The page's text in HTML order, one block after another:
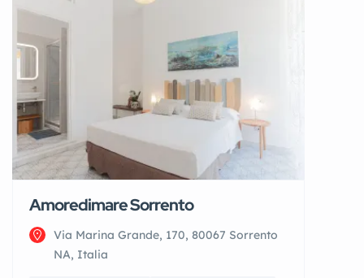
Amoredimare Sorrento
Via Marina Grande, 170, 80067 Sorrento
NA, Italia